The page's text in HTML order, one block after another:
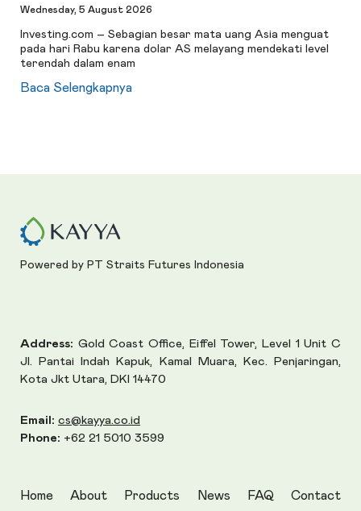
Wednesday, 5 August 2026
Investing.com – Sebagian besar mata uang Asia menguat
pada hari Rabu karena dolar AS melayang mendekati level
terendah dalam enam
Baca Selengkapnya
Powered by PT Straits Futures Indonesia
Address: Gold Coast Office, Eiffel Tower, Level 1 Unit C
Jl. Pantai Indah Kapuk, Kamal Muara, Kec. Penjaringan,
Kota Jkt Utara, DKI 14470
Email: cs@kayya.co.id
Phone: +62 21 5010 3599
Home About Products News FAQ Contact